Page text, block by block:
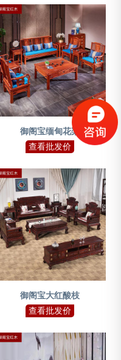
御阁宝缅甸花梨
查看批发价
御阁宝大红酸枝
查看批发价